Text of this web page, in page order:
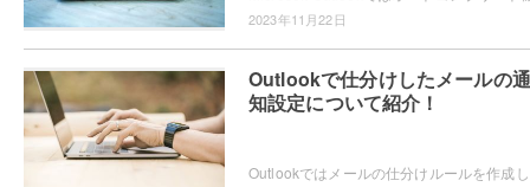
2023年11月22日
Outlookで仕分けしたメールの通
知設定について紹介！